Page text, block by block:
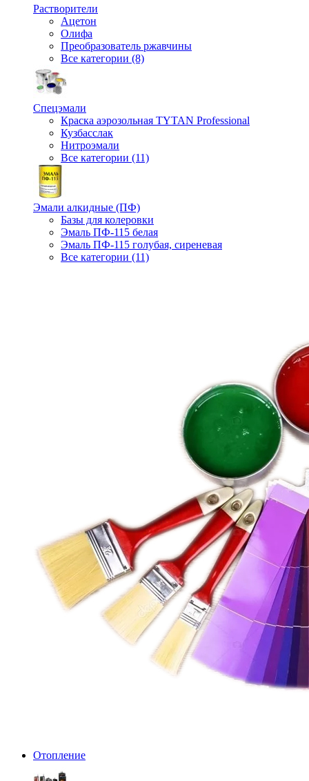
Растворители
Ацетон
Олифа
Преобразователь ржавчины
Все категории (8)
Спецэмали
Краска аэрозольная TYTAN Professional
Кузбасслак
Нитроэмали
Все категории (11)
Эмали алкидные (ПФ)
Базы для колеровки
Эмаль ПФ-115 белая
Эмаль ПФ-115 голубая, сиреневая
Все категории (11)
Отопление